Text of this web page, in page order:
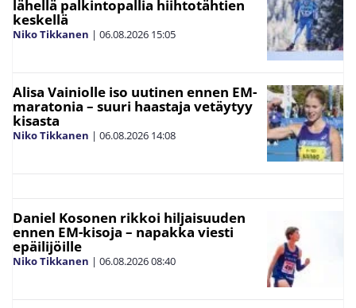
lähellä palkintopallia hiihtotähtien
keskellä
Niko Tikkanen | 06.08.2026 15:05
Alisa Vainiolle iso uutinen ennen EM-
maratonia – suuri haastaja vetäytyy
kisasta
Niko Tikkanen | 06.08.2026 14:08
Daniel Kosonen rikkoi hiljaisuuden
ennen EM-kisoja – napakka viesti
epäilijöille
Niko Tikkanen | 06.08.202608:40